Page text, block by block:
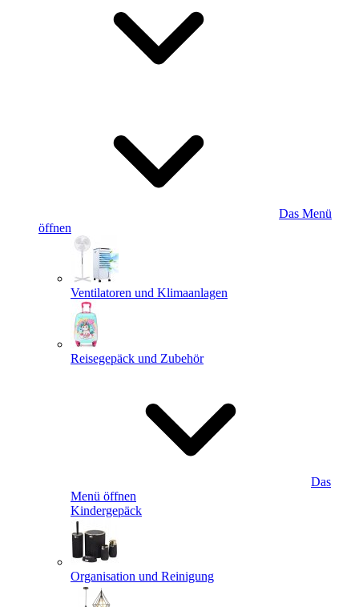
Das Menü
öffnen
Ventilatoren und Klimaanlagen
Reisegepäck und Zubehör
Das
Menü öffnen
Kindergepäck
Organisation und Reinigung